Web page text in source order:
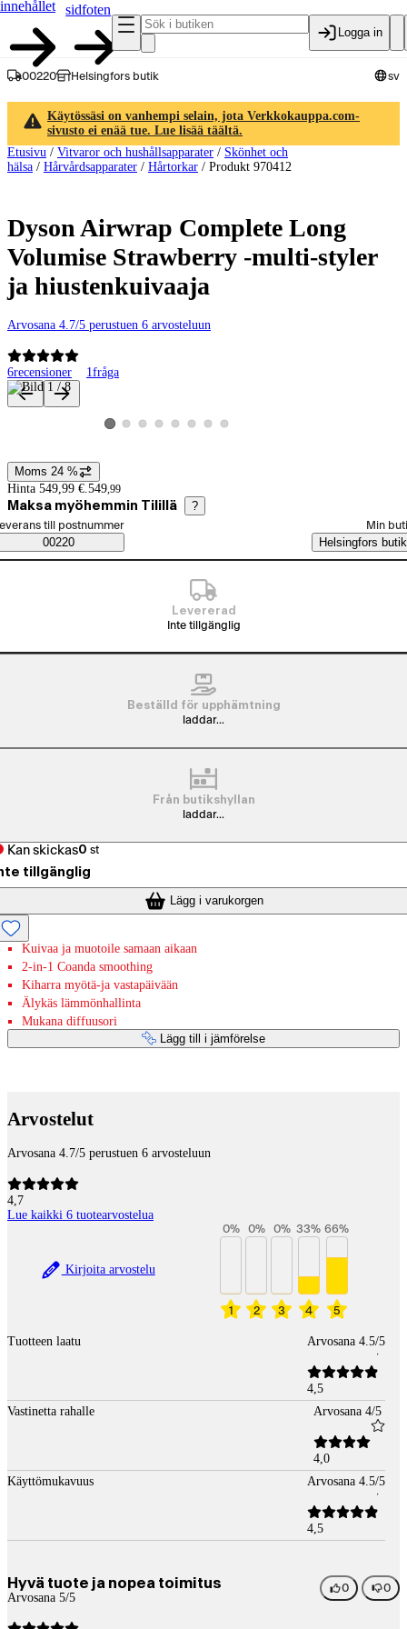
innehållet
sidfoten
Logga in
00220 Helsingfors butik sv
Käytössäsi on vanhempi selain, jota Verkkokauppa.com-
sivusto ei enää tue. Lue lisää täältä.
Etusivu / Vitvaror och hushållsapparater / Skönhet och
hälsa / Hårvårdsapparater / Hårtorkar / Produkt 970412
Dyson Airwrap Complete Long
Volumise Strawberry -multi-styler
ja hiustenkuivaaja
Arvosana 4.7/5 perustuen 6 arvosteluun
6recensioner 1fråga
Produktbilder och videor
Visa produktbild 1
Visa produktbild 2
Visa produktbild 3
Visa produktbild 4
Visa produktbild 5
Visa produktbild 6
Visa produktbild 7
Visa produktbild 8
Prisinformation
Moms 24 %
Hinta 549,99 €. 549,99
Maksa myöhemmin Tilillä ?
Saatavuustiedot
beställningssätt
till postnummer
00220
Min
Helsingfors butik
Levererad
Inte tillgänglig
Beställd för upphämtning
laddar...
Från butikshyllan
laddar...
Kan skickas0 st
tillgänglig
Lägg i varukorgen
Kuivaa ja muotoile samaan aikaan
2-in-1 Coanda smoothing
Kiharra myötä-ja vastapäivään
Älykäs lämmönhallinta
Mukana diffuusori
Lägg till i jämförelse
Arvostelut
Arvosana 4.7/5 perustuen 6 arvosteluun
4,7
Lue kaikki 6 tuotearvostelua
Kirjoita arvostelu
1
0%
2
0%
3
0%
4
33%
5
66%
Tuotteen laatu Arvosana 4.5/5
4,5
Vastinetta rahalle
Arvosana 4/5
4,0
Käyttömukavuus
Arvosana 4.5/5
4,5
Hyvä tuote ja nopea toimitus
Arvosana 5/5
0 0